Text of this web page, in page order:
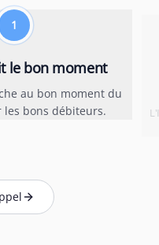
1
le bon moment
au bon moment du
les bons débiteurs.